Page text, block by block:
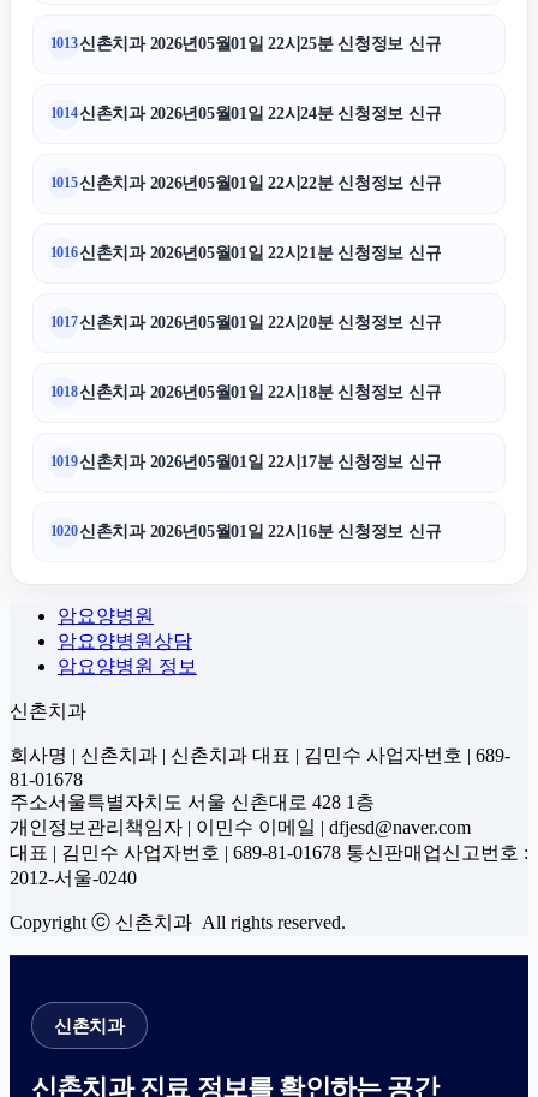
1013신촌치과 2026년05월01일 22시25분 신청정보 신규
1014신촌치과 2026년05월01일 22시24분 신청정보 신규
1015신촌치과 2026년05월01일 22시22분 신청정보 신규
1016신촌치과 2026년05월01일 22시21분 신청정보 신규
1017신촌치과 2026년05월01일 22시20분 신청정보 신규
1018신촌치과 2026년05월01일 22시18분 신청정보 신규
1019신촌치과 2026년05월01일 22시17분 신청정보 신규
1020신촌치과 2026년05월01일 22시16분 신청정보 신규
암요양병원
암요양병원상담
암요양병원 정보
신촌치과
회사명 | 신촌치과 | 신촌치과 대표 | 김민수 사업자번호 | 689-
81-01678
주소서울특별자치도 서울 신촌대로 428 1층
개인정보관리책임자 | 이민수 이메일 | dfjesd@naver.com
대표 | 김민수 사업자번호 | 689-81-01678 통신판매업신고번호 :
2012-서울-0240
Copyright ⓒ 신촌치과 All rights reserved.
신촌치과
신촌치과 진료 정보를 확인하는 공간